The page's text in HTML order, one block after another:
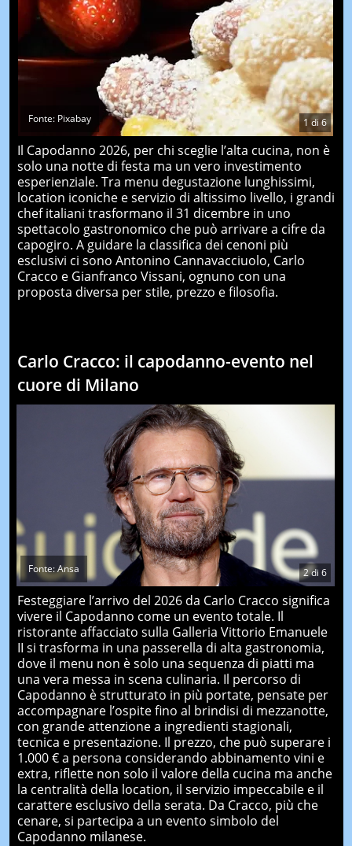
1 di6
Fonte: Pixabay
Il Capodanno 2026, per chi sceglie l’alta cucina, non è
solo una notte di festa ma un vero investimento
esperienziale. Tra menu degustazione lunghissimi,
location iconiche e servizio di altissimo livello, i grandi
chef italiani trasformano il 31 dicembre in uno
spettacolo gastronomico che può arrivare a cifre da
capogiro. A guidare la classifica dei cenoni più
esclusivi ci sono Antonino Cannavacciuolo, Carlo
Cracco e Gianfranco Vissani, ognuno con una
proposta diversa per stile, prezzo e filosofia.
Carlo Cracco: il capodanno-evento nel
cuore di Milano
2di 6
Fonte: Ansa
Festeggiare l’arrivo del 2026 da Carlo Cracco significa
vivere il Capodanno come un evento totale. Il
ristorante affacciato sulla Galleria Vittorio Emanuele
II si trasforma in una passerella di alta gastronomia,
dove il menu non è solo una sequenza di piatti ma
una vera messa in scena culinaria. Il percorso di
Capodanno è strutturato in più portate, pensate per
accompagnare l’ospite fino al brindisi di mezzanotte,
con grande attenzione a ingredienti stagionali,
tecnica e presentazione. Il prezzo, che può superare i
1.000 € a persona considerando abbinamento vini e
extra, riflette non solo il valore della cucina ma anche
la centralità della location, il servizio impeccabile e il
carattere esclusivo della serata. Da Cracco, più che
cenare, si partecipa a un evento simbolo del
Capodanno milanese.